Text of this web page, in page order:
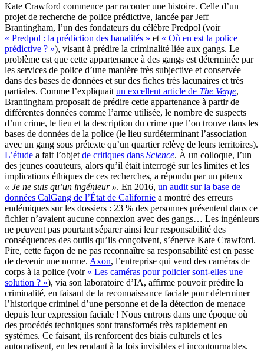
Kate Crawford commence par raconter une histoire. Celle d’un
projet de recherche de police prédictive, lancée par Jeff
Brantingham, l’un des fondateurs du célèbre Predpol (voir
« Predpol : la prédiction des banalités » et « Où en est la police
prédictive ? »), visant à prédire la criminalité liée aux gangs. Le
problème est que cette appartenance à des gangs est déterminée par
les services de police d’une manière très subjective et conservée
dans des bases de données et sur des fiches très lacunaires et très
partiales. Comme l’expliquait un excellent article de The Verge,
Brantingham proposait de prédire cette appartenance à partir de
différentes données comme l’arme utilisée, le nombre de suspects
d’un crime, le lieu et la description du crime que l’on trouve dans les
bases de données de la police (le lieu surdéterminant l’association
avec un gang sous prétexte qu’un quartier relève de leurs territoires).
L’étude a fait l’objet de critiques dans Science. À un colloque, l’un
des jeunes coauteurs, alors qu’il était interrogé sur les limites et les
implications éthiques de ces recherches, a répondu par un piteux
« Je ne suis qu’un ingénieur ». En 2016, un audit sur la base de
données CalGang de l’État de Californie a montré des erreurs
endémiques sur les dossiers : 23 % des personnes présentent dans ce
fichier n’avaient aucune connexion avec des gangs… Les ingénieurs
ne peuvent pas pourtant séparer ainsi leur responsabilité des
conséquences des outils qu’ils conçoivent, s’énerve Kate Crawford.
Pire, cette façon de ne pas reconnaître sa responsabilité est en passe
de devenir une norme. Axon, l’entreprise qui vend des caméras de
corps à la police (voir « Les caméras pour policier sont-elles une
solution ? »), via son laboratoire d’IA, affirme pouvoir prédire la
criminalité, en faisant de la reconnaissance faciale pour déterminer
l’historique criminel d’une personne et de la détection de menace
depuis leur expression faciale ! Nous entrons dans une époque où
des procédés techniques sont transformés très rapidement en
systèmes. Ce faisant, ils renforcent des biais culturels et les
automatisent, en les rendant à la fois invisibles et incontournables.